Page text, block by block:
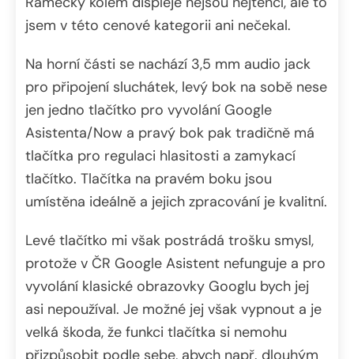
jsem v této cenové kategorii ani nečekal.
Na horní části se nachází 3,5 mm audio jack
pro připojení sluchátek, levý bok na sobě nese
jen jedno tlačítko pro vyvolání Google
Asistenta/Now a pravý bok pak tradičně má
tlačítka pro regulaci hlasitosti a zamykací
tlačítko. Tlačítka na pravém boku jsou
umístěna ideálně a jejich zpracování je kvalitní.
Levé tlačítko mi však postrádá trošku smysl,
protože v ČR Google Asistent nefunguje a pro
vyvolání klasické obrazovky Googlu bych jej
asi nepoužíval. Je možné jej však vypnout a je
velká škoda, že funkci tlačítka si nemohu